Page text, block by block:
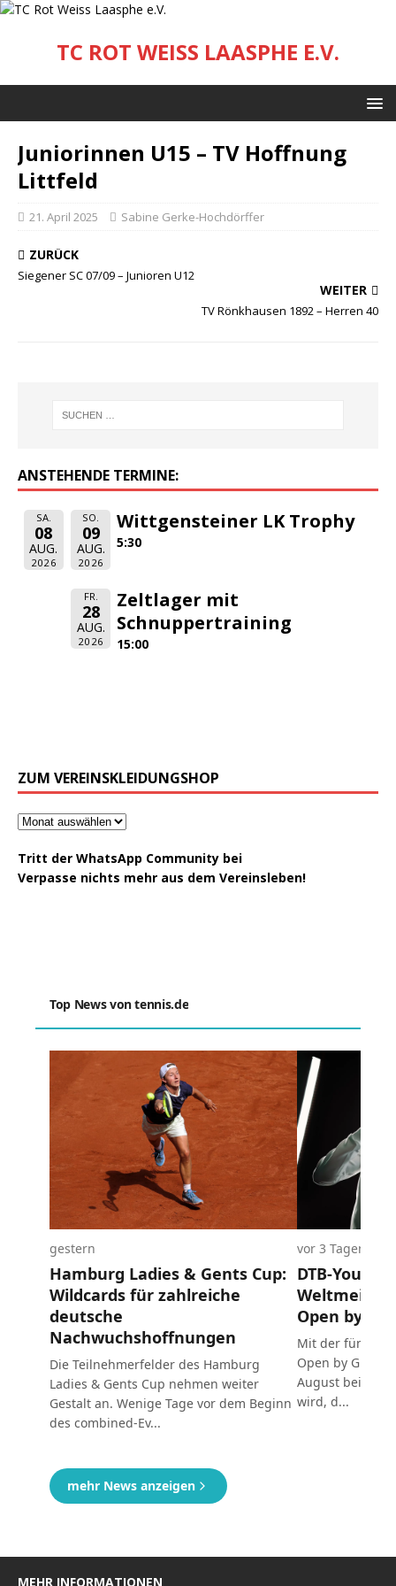
TC ROT WEISS LAASPHE E.V.
Juniorinnen U15 – TV Hoffnung
Littfeld
21. April 2025 Sabine Gerke-Hochdörffer
ZURÜCK
Siegener SC 07/09 – Junioren U12
WEITER
TV Rönkhausen 1892 – Herren 40
ANSTEHENDE TERMINE:
SA.
08
AUG.
2026
SO.
09
AUG.
2026
Wittgensteiner LK Trophy
5:30
FR.
28
AUG.
2026
Zeltlager mit
Schnuppertraining
15:00
ZUM VEREINSKLEIDUNGSHOP
Tritt der WhatsApp Community bei
Verpasse nichts mehr aus dem Vereinsleben!
MEHR INFORMATIONEN